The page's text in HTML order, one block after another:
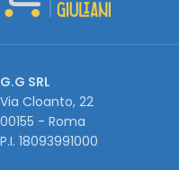
G.G SRL
Via Cloanto, 22
00155 - Roma
P.I. ‭18093991000